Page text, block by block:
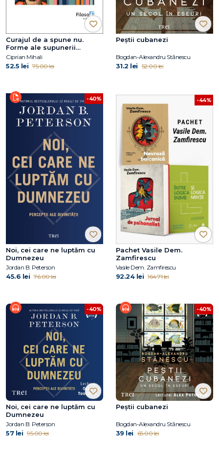
Curajul de a spune nu.
Forme ale supunerii
voluntare
Ciprian Mihali
52.5 lei 75.00 lei
Peștii cubanezi
Bogdan-Alexandru Stănescu
31.2 lei 52.00 lei
-40%
Noi, cei care ne luptăm cu
Dumnezeu
Jordan B. Peterson
45.6 lei 76.00 lei
-44%
Pachet Vasile Dem.
Zamfirescu
Vasile Dem. Zamfirescu
92.24 lei 164.71 lei
-40%
Noi, cei care ne luptăm cu
Dumnezeu
Jordan B. Peterson
57 lei 95.00 lei
-40%
Peștii cubanezi
Bogdan-Alexandru Stănescu
39 lei 65.00 lei